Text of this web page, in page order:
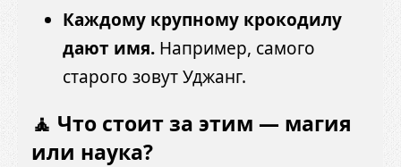
Каждому крупному крокодилу
дают имя. Например, самого
старого зовут Уджанг.
🧘 Что стоит за этим — магия
или наука?